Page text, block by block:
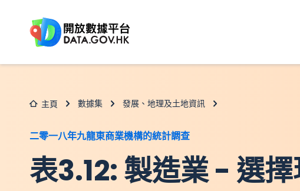
主頁 數據集 發展、地理及土地資訊
二零一八年九龍東商業機構的統計調查
表3.12: 製造業 - 選